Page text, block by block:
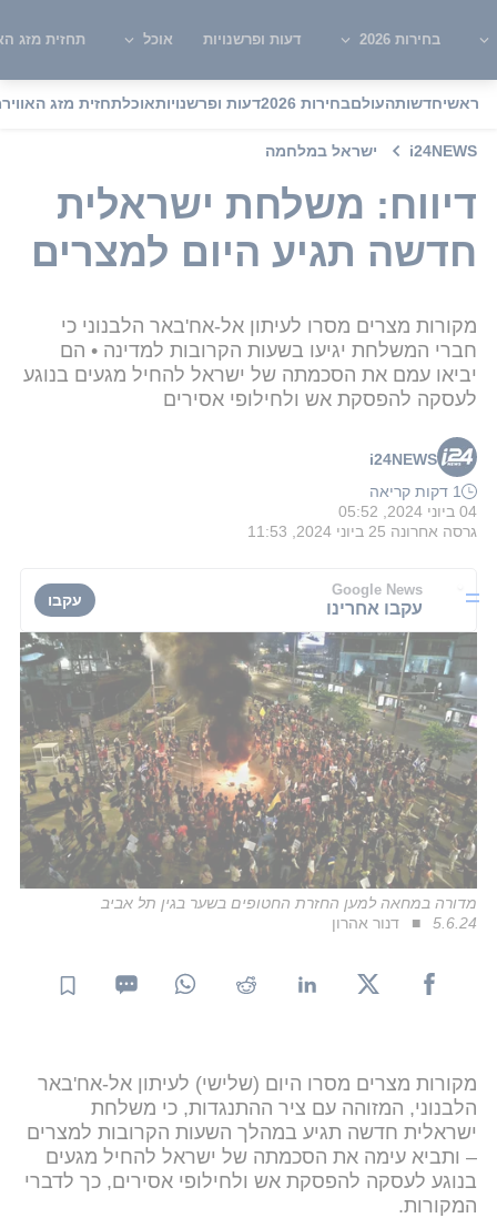
בחירות 2026 דעות ופרשנויות אוכל תחזית מזג
ראשיחדשותהעולםבחירות 2026 דעות ופרשנויותאוכלתחזית מזג האוויר
i24NEWS ישראל במלחמה
דיווח: משלחת ישראלית
חדשה תגיע היום למצרים
מקורות מצרים מסרו לעיתון אל-אח'באר הלבנוני כי
חברי המשלחת יגיעו בשעות הקרובות למדינה • הם
יביאו עמם את הסכמתה של ישראל להחיל מגעים בנוגע
לעסקה להפסקת אש ולחילופי אסירים
i24NEWS
1 דקות קריאה
04 ביוני 2024, 05:52
גרסה אחרונה 25 ביוני 2024, 11:53
Google News
עקבו אחרינו עקבו
מדורה במחאה למען החזרת החטופים בשער בגין תל אביב
5.6.24
דנור אהרון
מקורות מצרים מסרו היום (שלישי) לעיתון אל-אח'באר
הלבנוני, המזוהה עם ציר ההתנגדות, כי משלחת
ישראלית חדשה תגיע במהלך השעות הקרובות למצרים
– ותביא עימה את הסכמתה של ישראל להחיל מגעים
בנוגע לעסקה להפסקת אש ולחילופי אסירים, כך לדברי
המקורות.